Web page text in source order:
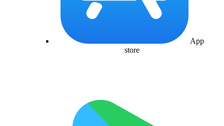
App
store